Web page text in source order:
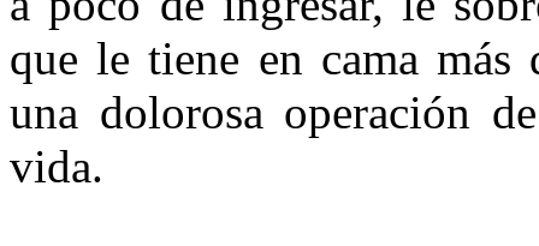
que le tiene en cama más
una dolorosa operación
vida.